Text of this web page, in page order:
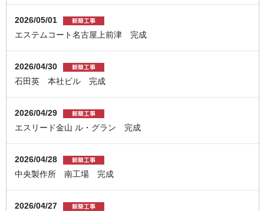
2026/05/01
エステムコート名古屋上前津 完成
2026/04/30
石田英 本社ビル 完成
2026/04/29
エスリード金山 ル・グラン 完成
2026/04/28
中央製作所 南工場 完成
2026/04/27